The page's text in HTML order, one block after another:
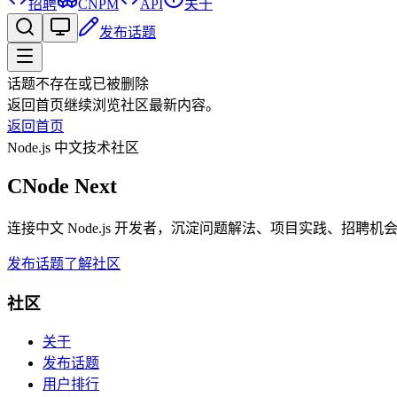
招聘 CNPM API
关于
发布话题
话题不存在或已被删除
返回首页继续浏览社区最新内容。
返回首页
Node.js 中文技术社区
CNode Next
连接中文 Node.js 开发者，沉淀问题解法、项目实践、招聘机会
发布话题了解社区
社区
关于
发布话题
用户排行